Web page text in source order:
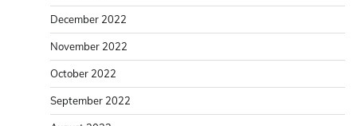
December 2022
November 2022
October 2022
September 2022